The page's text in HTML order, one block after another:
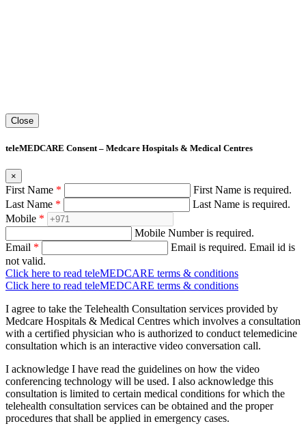
Close
teleMEDCARE Consent – Medcare Hospitals & Medical Centres
×
First Name *
First Name is required.
Last Name *
Last Name is required.
Mobile *
Mobile Number is required.
Email * Email is required. Email id is
not valid.
Click here to read teleMEDCARE terms & conditions
Click here to read teleMEDCARE terms & conditions
I agree to take the Telehealth Consultation services provided by
Medcare Hospitals & Medical Centres which involves a consultation
with a certified physician who is authorized to conduct telemedicine
consultation which is an interactive video conversation call.
I acknowledge I have read the guidelines on how the video
conferencing technology will be used. I also acknowledge this
consultation is limited to certain medical conditions for which the
telehealth consultation services can be obtained and the proper
procedures that shall be applied in emergency cases.